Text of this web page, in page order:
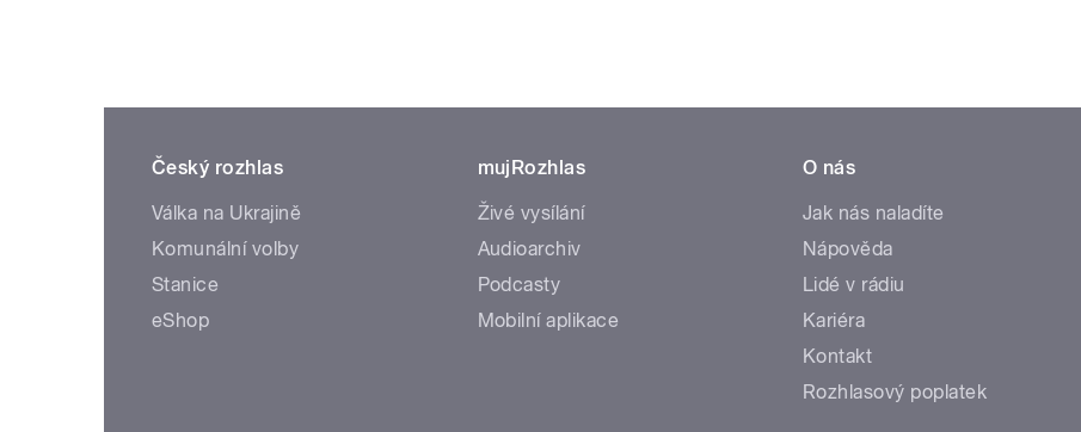
Český rozhlas
Válka na Ukrajině
Komunální volby
Stanice
eShop
mujRozhlas
Živé vysílání
Audioarchiv
Podcasty
Mobilní aplikace
O nás
Jak nás naladíte
Nápověda
Lidé v rádiu
Kariéra
Kontakt
Rozhlasový poplatek